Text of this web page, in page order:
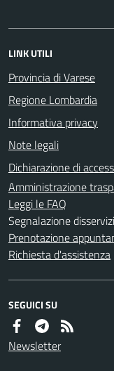
LINK UTILI
Provincia di Varese
Regione Lombardia
Informativa privacy
Note legali
Dichiarazione di
Amministrazione
Leggi le FAQ
Segnalazione
Prenotazione
Richiesta d'assistenza
SEGUICI SU
Newsletter